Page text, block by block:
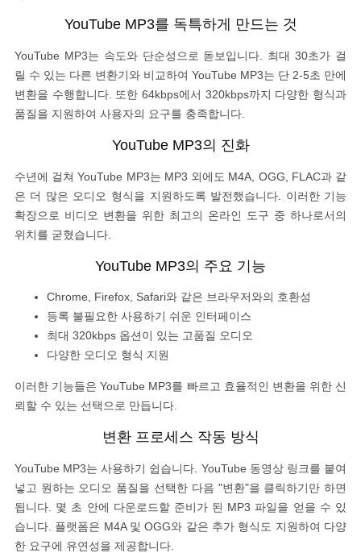
YouTube MP3를 독특하게 만드는 것
YouTube MP3는 속도와 단순성으로 돋보입니다. 최대 30초가 걸
릴 수 있는 다른 변환기와 비교하여 YouTube MP3는 단 2-5초 만에
변환을 수행합니다. 또한 64kbps에서 320kbps까지 다양한 형식과
품질을 지원하여 사용자의 요구를 충족합니다.
YouTube MP3의 진화
수년에 걸쳐 YouTube MP3는 MP3 외에도 M4A, OGG, FLAC과 같
은 더 많은 오디오 형식을 지원하도록 발전했습니다. 이러한 기능
확장으로 비디오 변환을 위한 최고의 온라인 도구 중 하나로서의
위치를 굳혔습니다.
YouTube MP3의 주요 기능
Chrome, Firefox, Safari와 같은 브라우저와의 호환성
등록 불필요한 사용하기 쉬운 인터페이스
최대 320kbps 옵션이 있는 고품질 오디오
다양한 오디오 형식 지원
이러한 기능들은 YouTube MP3를 빠르고 효율적인 변환을 위한 신
뢰할 수 있는 선택으로 만듭니다.
변환 프로세스 작동 방식
YouTube MP3는 사용하기 쉽습니다. YouTube 동영상 링크를 붙여
넣고 원하는 오디오 품질을 선택한 다음 "변환"을 클릭하기만 하면
됩니다. 몇 초 안에 다운로드할 준비가 된 MP3 파일을 얻을 수 있
습니다. 플랫폼은 M4A 및 OGG와 같은 추가 형식도 지원하여 다양
한 요구에 유연성을 제공합니다.